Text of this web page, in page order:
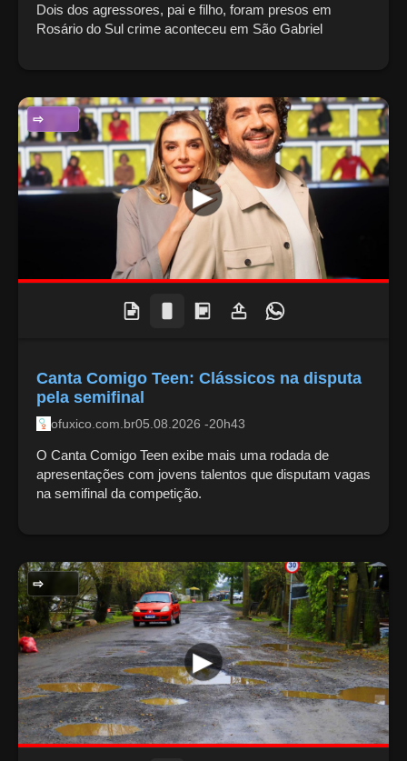
Dois dos agressores, pai e filho, foram presos em
Rosário do Sul crime aconteceu em São Gabriel
ENTRETENIMENTO
Canta Comigo Teen: Clássicos na disputa
pela semifinal
ofuxico.com.br05.08.2026 -20h43
O Canta Comigo Teen exibe mais uma rodada de
apresentações com jovens talentos que disputam vagas
na semifinal da competição.
MEIO AMBIENTE